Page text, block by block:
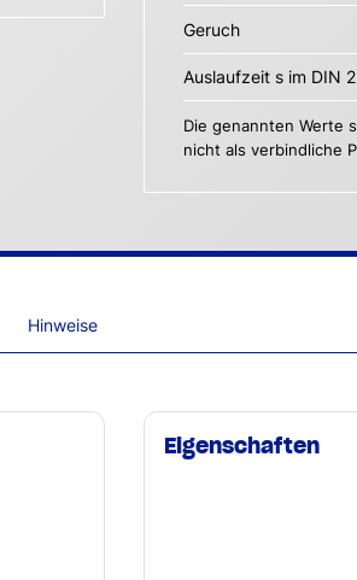
Geruch
Auslaufzeit s im DIN
Die genannten Werte
nicht als verbindliche
Hinweise
Eigenschaften